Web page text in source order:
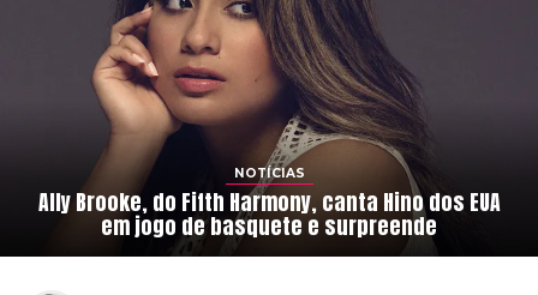
NOTÍCIAS
Ally Brooke, do Fifth Harmony, canta Hino dos EUA
em jogo de basquete e surpreende